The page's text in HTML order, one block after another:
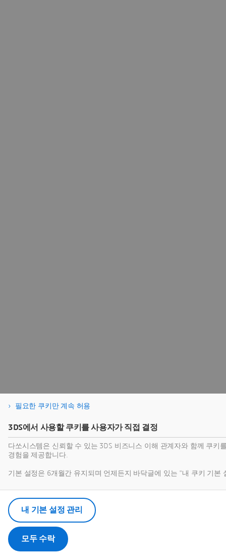
필요한 쿠키만 계속 허용
3DS에서 사용할 쿠키를 사용자가 직접 결정
다쏘시스템은 신뢰할 수 있는 3DS 비즈니스 이해 관계자와 함께 쿠
경험을 제공합니다.
기본 설정은 6개월간 유지되며 언제든지 바닥글에 있는 "내 쿠키 기
모두 수락
내 기본 설정 관리